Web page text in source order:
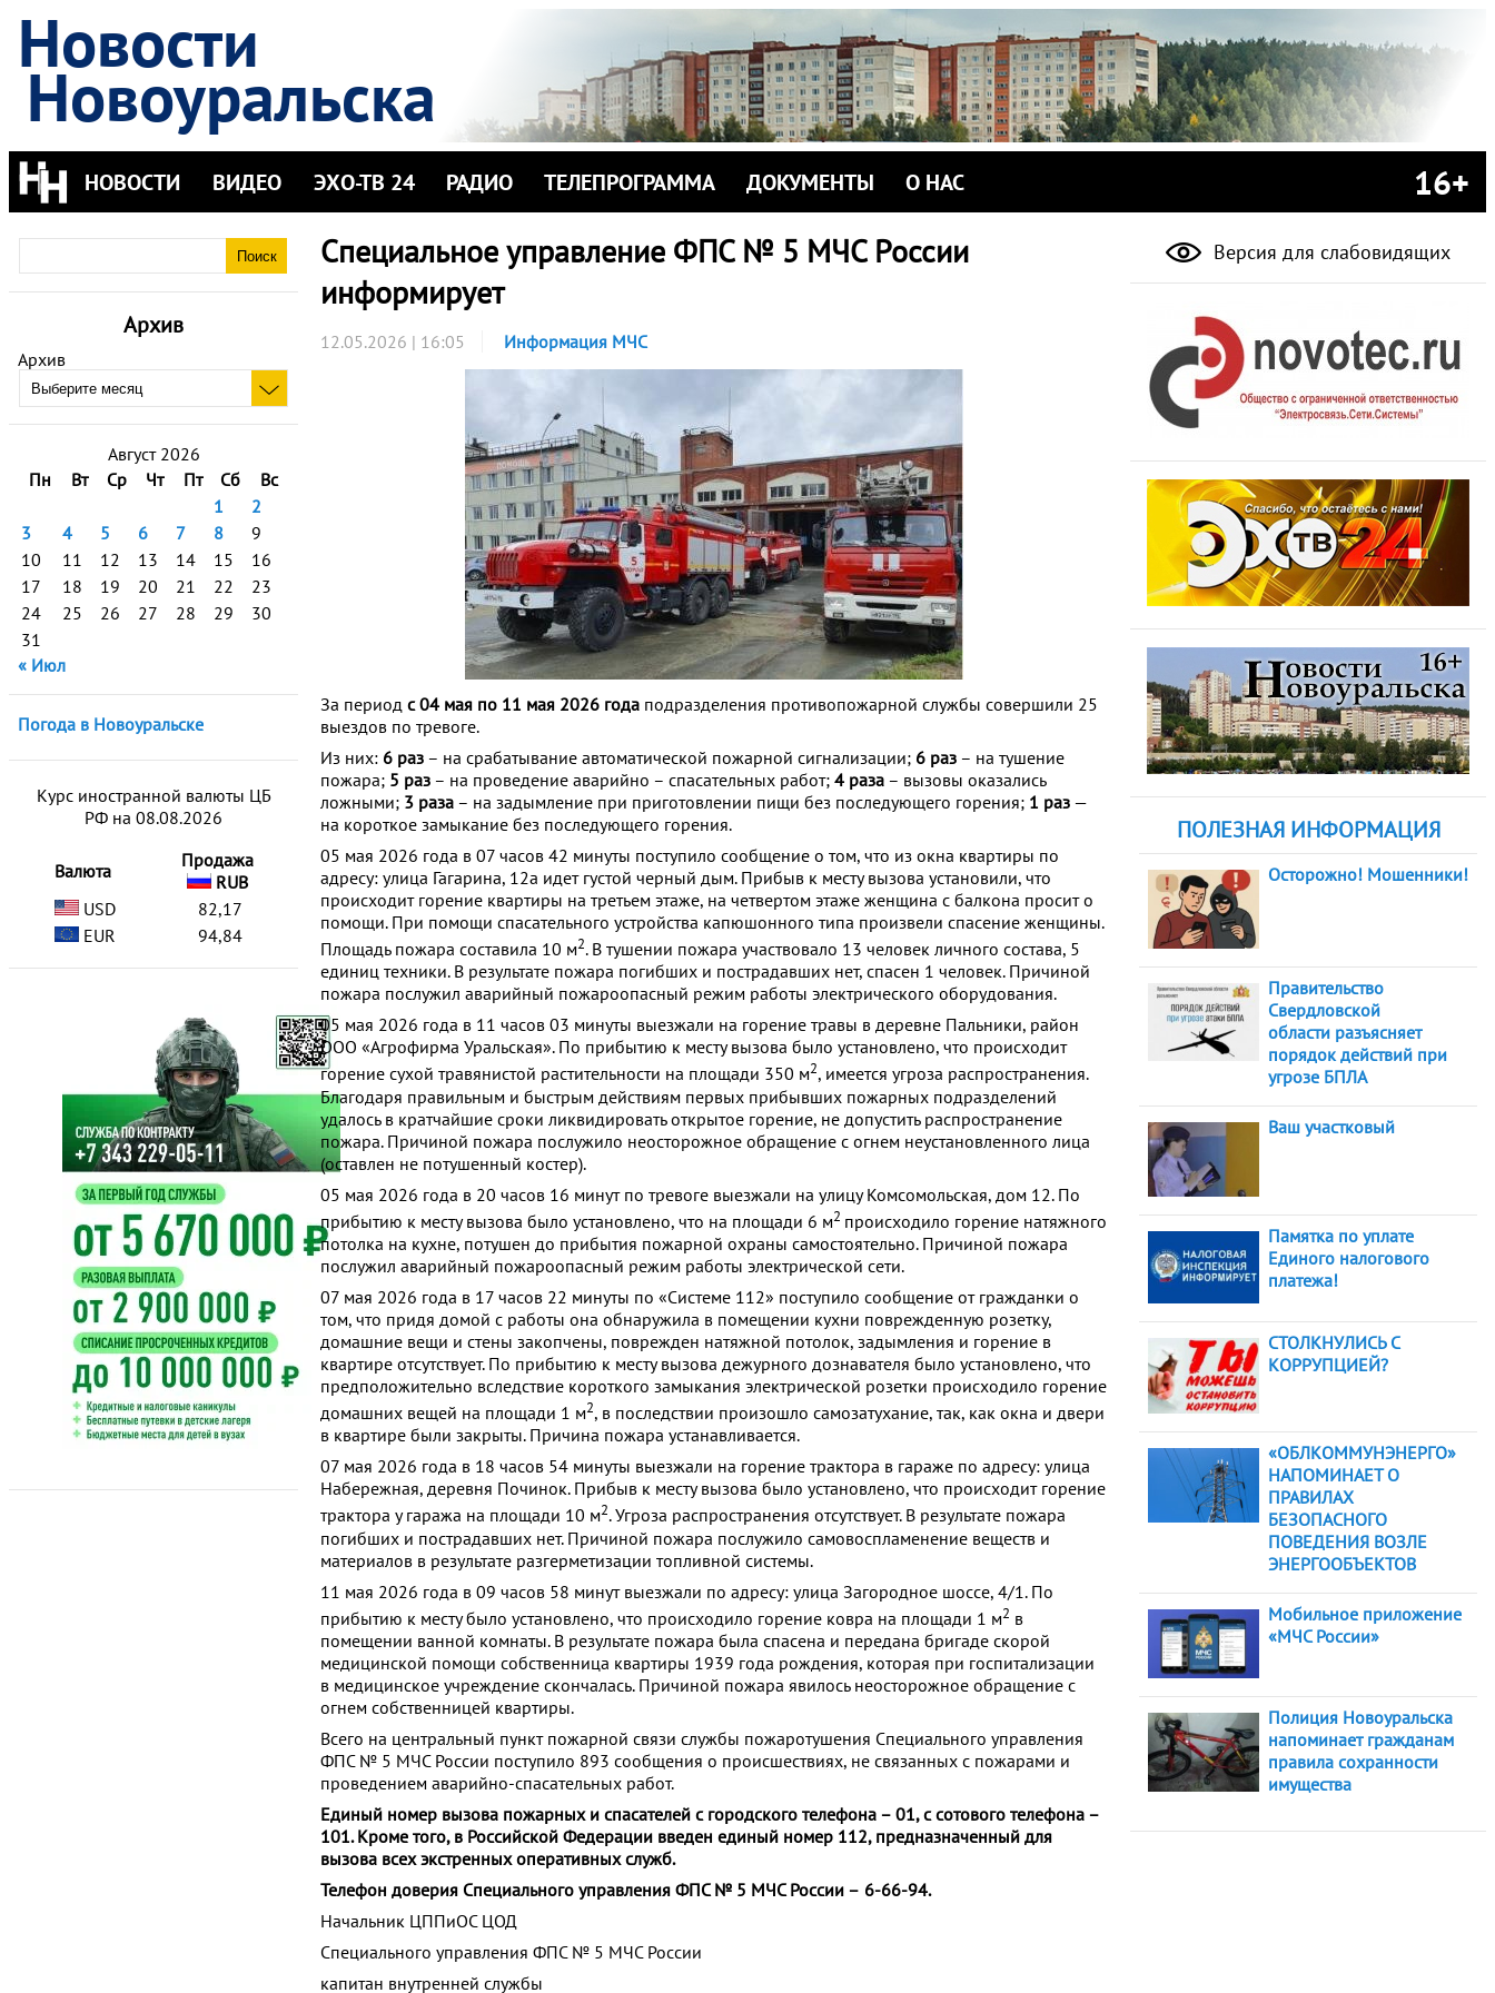
Новости
Новоуральска
НОВОСТИ ВИДЕО ЭХО-ТВ 24 РАДИО ТЕЛЕПРОГРАММА ДОКУМЕНТЫ О НАС 16+
Архив
Архив
Август 2026
Пн
Вт Ср Чт Пт Сб
Вс
1
2
3
4 5 6 7 8
9
10
11 12 13 14 15
16
17
18 19 20 21 22
23
24
25 26 27 28 29
30
31
« Июл
Погода в Новоуральске
Курс иностранной валюты ЦБ
РФ на 08.08.2026
Валюта
Продажа
RUB
USD
82,17
EUR
94,84
Специальное управление ФПС № 5 МЧС России
информирует
12.05.2026 | 16:05 Информация МЧС
За период с 04 мая по 11 мая 2026 года подразделения противопожарной службы совершили 25
выездов по тревоге.
Из них: 6 раз – на срабатывание автоматической пожарной сигнализации; 6 раз – на тушение
пожара; 5 раз – на проведение аварийно – спасательных работ; 4 раза – вызовы оказались
ложными; 3 раза – на задымление при приготовлении пищи без последующего горения; 1 раз —
на короткое замыкание без последующего горения.
05 мая 2026 года в 07 часов 42 минуты поступило сообщение о том, что из окна квартиры по
адресу: улица Гагарина, 12а идет густой черный дым. Прибыв к месту вызова установили, что
происходит горение квартиры на третьем этаже, на четвертом этаже женщина с балкона просит о
помощи. При помощи спасательного устройства капюшонного типа произвели спасение женщины.
Площадь пожара составила 10 м2. В тушении пожара участвовало 13 человек личного состава, 5
единиц техники. В результате пожара погибших и пострадавших нет, спасен 1 человек. Причиной
пожара послужил аварийный пожароопасный режим работы электрического оборудования.
05 мая 2026 года в 11 часов 03 минуты выезжали на горение травы в деревне Пальники, район
ООО «Агрофирма Уральская». По прибытию к месту вызова было установлено, что происходит
горение сухой травянистой растительности на площади 350 м2, имеется угроза распространения.
Благодаря правильным и быстрым действиям первых прибывших пожарных подразделений
удалось в кратчайшие сроки ликвидировать открытое горение, не допустить распространение
пожара. Причиной пожара послужило неосторожное обращение с огнем неустановленного лица
(оставлен не потушенный костер).
05 мая 2026 года в 20 часов 16 минут по тревоге выезжали на улицу Комсомольская, дом 12. По
прибытию к месту вызова было установлено, что на площади 6 м2 происходило горение натяжного
потолка на кухне, потушен до прибытия пожарной охраны самостоятельно. Причиной пожара
послужил аварийный пожароопасный режим работы электрической сети.
07 мая 2026 года в 17 часов 22 минуты по «Системе 112» поступило сообщение от гражданки о
том, что придя домой с работы она обнаружила в помещении кухни поврежденную розетку,
домашние вещи и стены закопчены, поврежден натяжной потолок, задымления и горение в
квартире отсутствует. По прибытию к месту вызова дежурного дознавателя было установлено, что
предположительно вследствие короткого замыкания электрической розетки происходило горение
домашних вещей на площади 1 м2, в последствии произошло самозатухание, так, как окна и двери
в квартире были закрыты. Причина пожара устанавливается.
07 мая 2026 года в 18 часов 54 минуты выезжали на горение трактора в гараже по адресу: улица
Набережная, деревня Починок. Прибыв к месту вызова было установлено, что происходит горение
трактора у гаража на площади 10 м2. Угроза распространения отсутствует. В результате пожара
погибших и пострадавших нет. Причиной пожара послужило самовоспламенение веществ и
материалов в результате разгерметизации топливной системы.
11 мая 2026 года в 09 часов 58 минут выезжали по адресу: улица Загородное шоссе, 4/1. По
прибытию к месту было установлено, что происходило горение ковра на площади 1 м2 в
помещении ванной комнаты. В результате пожара была спасена и передана бригаде скорой
медицинской помощи собственница квартиры 1939 года рождения, которая при госпитализации
в медицинское учреждение скончалась. Причиной пожара явилось неосторожное обращение с
огнем собственницей квартиры.
Всего на центральный пункт пожарной связи службы пожаротушения Специального управления
ФПС № 5 МЧС России поступило 893 сообщения о происшествиях, не связанных с пожарами и
проведением аварийно-спасательных работ.
Единый номер вызова пожарных и спасателей с городского телефона – 01, с сотового телефона –
101. Кроме того, в Российской Федерации введен единый номер 112, предназначенный для
вызова всех экстренных оперативных служб.
Телефон доверия Специального управления ФПС № 5 МЧС России – 6-66-94.
Начальник ЦППиОС ЦОД
Специального управления ФПС № 5 МЧС России
капитан внутренней службы
Версия для слабовидящих
ПОЛЕЗНАЯ ИНФОРМАЦИЯ
Осторожно! Мошенники!
Правительство
Свердловской
области разъясняет
порядок действий при
угрозе БПЛА
Ваш участковый
Памятка по уплате
Единого налогового
платежа!
СТОЛКНУЛИСЬ С
КОРРУПЦИЕЙ?
«ОБЛКОММУНЭНЕРГО»
НАПОМИНАЕТ О
ПРАВИЛАХ
БЕЗОПАСНОГО
ПОВЕДЕНИЯ ВОЗЛЕ
ЭНЕРГООБЪЕКТОВ
Мобильное приложение
«МЧС России»
Полиция Новоуральска
напоминает гражданам
правила сохранности
имущества